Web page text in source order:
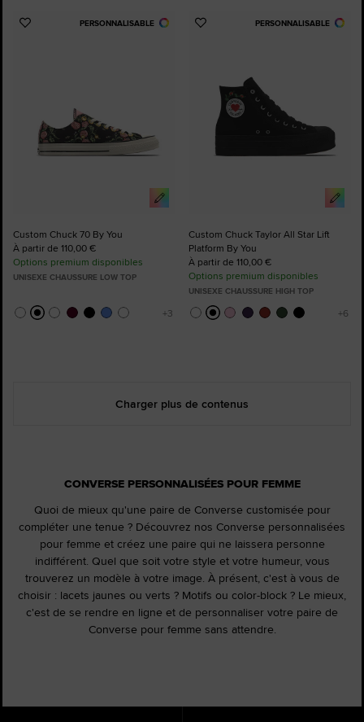
PERSONNALISABLE
Ajouter
Custom Chuck 70 By You
À partir de 110,00 €
Options premium disponibles
UNISEXE CHAUSSURE LOW TOP
PERSONNALISABLE
Ajouter
Custom Chuck Taylor All Star Lift
Platform By You
À partir de 110,00 €
Options premium disponibles
UNISEXE CHAUSSURE HIGH TOP
Charger plus de contenus
CONVERSE PERSONNALISÉES POUR FEMME
Quoi de mieux qu'une paire de Converse customisée pour
compléter une tenue ? Découvrez nos Converse personnalisées
pour femme et créez une paire qui ne laissera personne
indifférent. Quel que soit votre style et votre humeur, vous
trouverez un modèle à votre image. À présent, c'est à vous de
choisir : lacets jaunes ou verts ? Motifs ou color-block ? Le mieux,
c'est de se rendre en ligne et de personnaliser votre paire de
Converse pour femme sans attendre.